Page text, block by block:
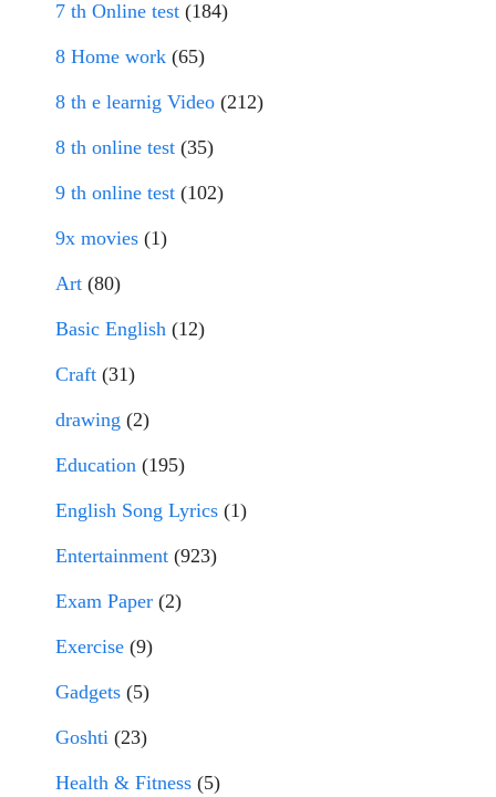
7 th Online test (184)
8 Home work (65)
8 th e learnig Video (212)
8 th online test (35)
9 th online test (102)
9x movies (1)
Art (80)
Basic English (12)
Craft (31)
drawing (2)
Education (195)
English Song Lyrics (1)
Entertainment (923)
Exam Paper (2)
Exercise (9)
Gadgets (5)
Goshti (23)
Health & Fitness (5)